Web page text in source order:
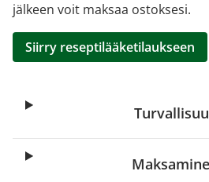
jälkeen voit maksaa ostoksesi.
Siirry reseptilääketilaukseen